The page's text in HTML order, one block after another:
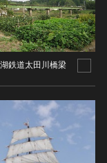
鉄道太田川橋梁
権未評価）
権未決定）
著作権なし）
作物）